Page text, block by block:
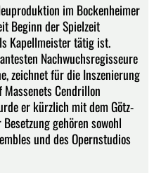
im Bockenheimer
Beginn der Spielzeit
Kapellmeister tätig ist.
Nachwuchsregisseure
zeichnet für die Inszenierung
Cendrillon
er kürzlich mit dem Götz-
gehören sowohl
und des Opernstudios